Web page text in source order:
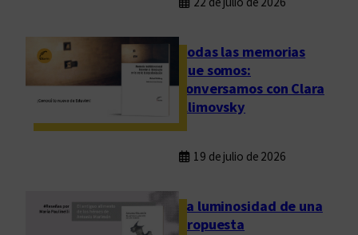
Todas las memorias
que somos:
conversamos con Clara
Klimovsky
19 de julio de 2026
La luminosidad de una
propuesta